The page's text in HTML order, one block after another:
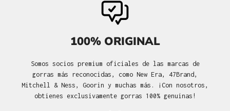
100% ORIGINAL
Somos socios premium oficiales de las marcas de
gorras más reconocidas, como New Era, 47Brand,
Mitchell & Ness, Goorin y muchas más. ¡Con nosotros,
obtienes exclusivamente gorras 100% genuinas!